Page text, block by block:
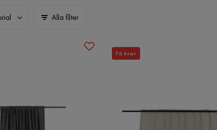
Alla filter
Få kvar